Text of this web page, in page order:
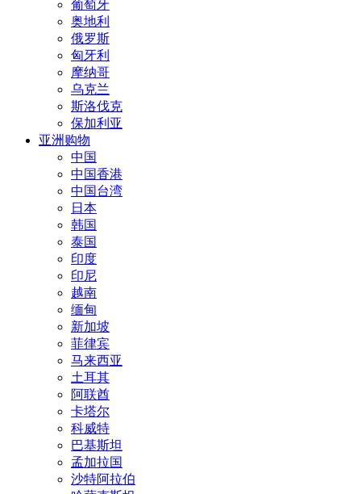
葡萄牙
奥地利
俄罗斯
匈牙利
摩纳哥
乌克兰
斯洛伐克
保加利亚
亚洲购物
中国
中国香港
中国台湾
日本
韩国
泰国
印度
印尼
越南
缅甸
新加坡
菲律宾
马来西亚
土耳其
阿联酋
卡塔尔
科威特
巴基斯坦
孟加拉国
沙特阿拉伯